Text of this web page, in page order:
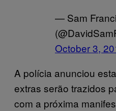
— Sam
October 3,
A polícia anunciou
extras serão trazidos
com a próxima